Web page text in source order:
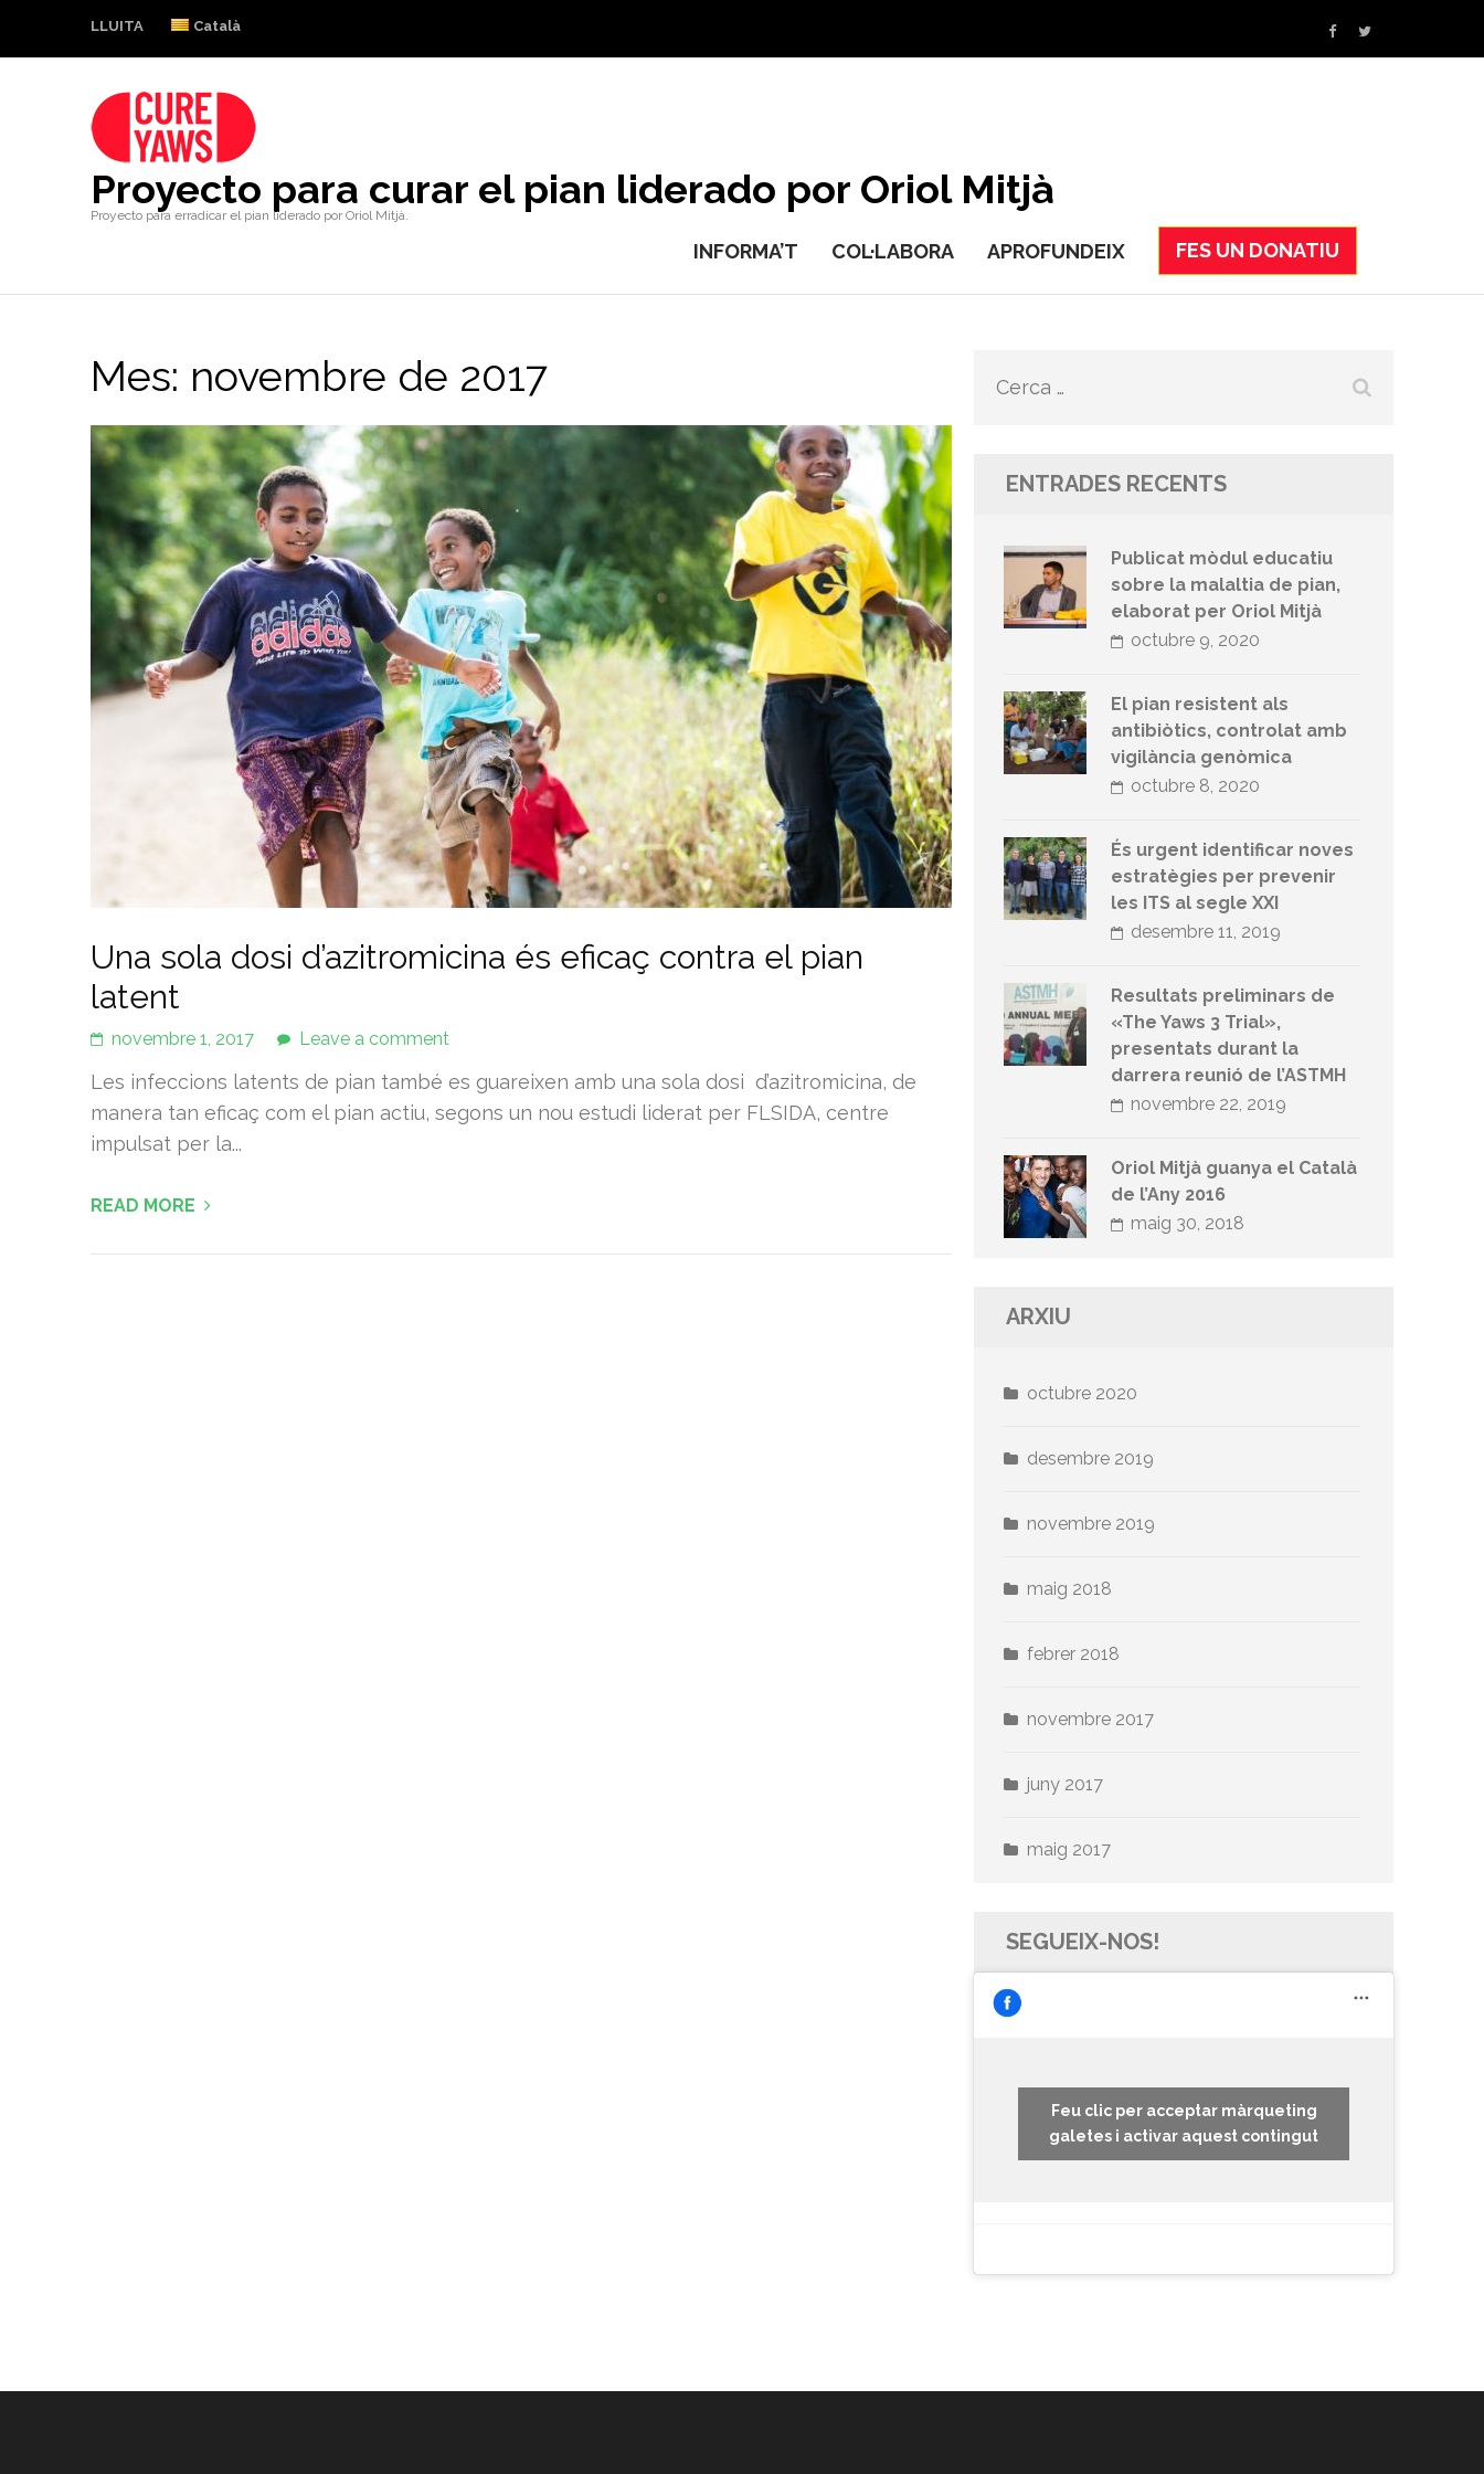
LLUITA Català
Proyecto para curar el pian liderado por Oriol Mitjà
Proyecto para erradicar el pian liderado por Oriol Mitjà.
INFORMA’T COL·LABORA APROFUNDEIX FES UN DONATIU
Mes: novembre de 2017
Una sola dosi d’azitromicina és eficaç contra el pian
latent
novembre 1, 2017 Leave a comment
Les infeccions latents de pian també es guareixen amb una sola dosi d’azitromicina, de
manera tan eficaç com el pian actiu, segons un nou estudi liderat per FLSIDA, centre
impulsat per la...
READ MORE
Cerca:
ENTRADES RECENTS
Publicat mòdul educatiu
sobre la malaltia de pian,
elaborat per Oriol Mitjà
octubre 9, 2020
El pian resistent als
antibiòtics, controlat amb
vigilància genòmica
octubre 8, 2020
És urgent identificar noves
estratègies per prevenir
les ITS al segle XXI
desembre 11, 2019
Resultats preliminars de
«The Yaws 3 Trial»,
presentats durant la
darrera reunió de l’ASTMH
novembre 22, 2019
Oriol Mitjà guanya el Català
de l’Any 2016
maig 30, 2018
ARXIU
octubre 2020
desembre 2019
novembre 2019
maig 2018
febrer 2018
novembre 2017
juny 2017
maig 2017
SEGUEIX-NOS!
Feu clic per acceptar màrqueting
galetes i activar aquest contingut